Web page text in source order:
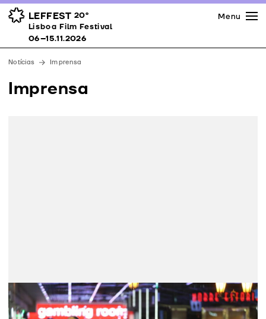
LEFFEST 20º
Lisboa Film Festival 06–15.11.2026
Prémios
Espaços
Apoios
Equipa
Contactos
Menu
Lisboa Film Festival
06–15.11.2026
Notícias Imprensa
Imprensa
Contacto